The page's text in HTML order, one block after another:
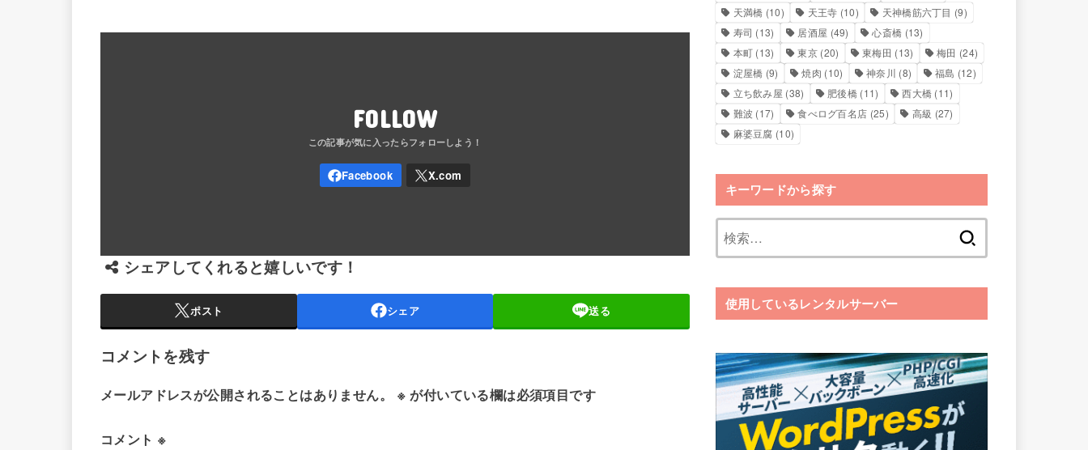
FOLLOW
シェアしてくれると嬉しいです！
ポスト シェア 送る
コメントを残す
メールアドレスが公開されることはありません。 ※が付いている欄は必須項目です
コメント※
天満橋 (10) 天王寺 (10) 天神橋筋六丁目 (9)
寿司 (13) 居酒屋 (49) 心斎橋 (13)
本町 (13) 東京(20) 東梅田 (13) 梅田 (24)
淀屋橋 (9) 焼肉 (10) 神奈川 (8) 福島 (12)
立ち飲み屋 (38) 肥後橋 (11) 西大橋 (11)
難波 (17) 食べログ百名店 (25) 高級 (27)
麻婆豆腐 (10)
キーワードから探す
使用しているレンタルサーバー